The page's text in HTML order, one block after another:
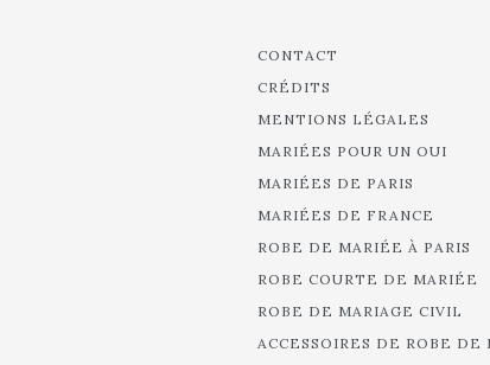
CONTACT
CRÉDITS
MENTIONS LÉGALES
MARIÉES POUR UN OUI
MARIÉES DE PARIS
MARIÉES DE FRANCE
ROBE DE MARIÉE À PARIS
ROBE COURTE DE MARIÉE
ROBE DE MARIAGE CIVIL
ACCESSOIRES DE ROBE DE